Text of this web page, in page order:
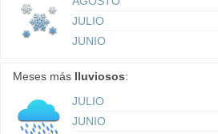
JULIO
JUNIO
Meses más lluviosos:
JULIO
JUNIO